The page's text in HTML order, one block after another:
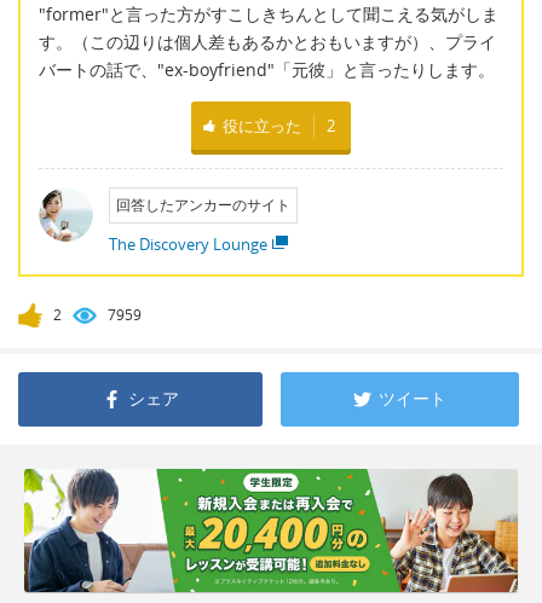
"former"と言った方がすこしきちんとして聞こえる気がしま
す。（この辺りは個人差もあるかとおもいますが）、プライ
バートの話で、"ex-boyfriend"「元彼」と言ったりします。
役に立った 2
回答したアンカーのサイト
The Discovery Lounge
2 7959
シェア ツイート